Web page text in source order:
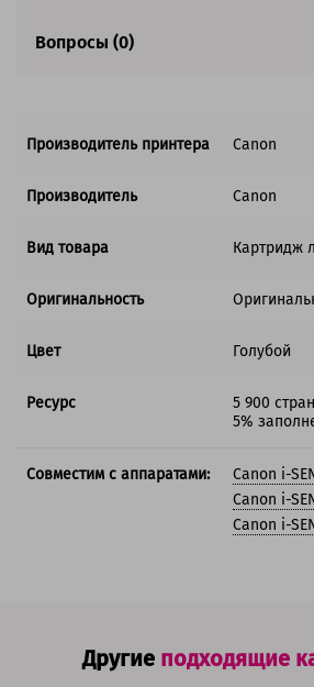
Вопросы (0)
Производитель принтера Canon
Производитель Canon
Вид товара Картридж
Оригинальность
Цвет Голубой
Ресурс
5 900
5%
Совместим с аппаратами:
Canon i-
Canon i-
Canon i-
Другие подходящие